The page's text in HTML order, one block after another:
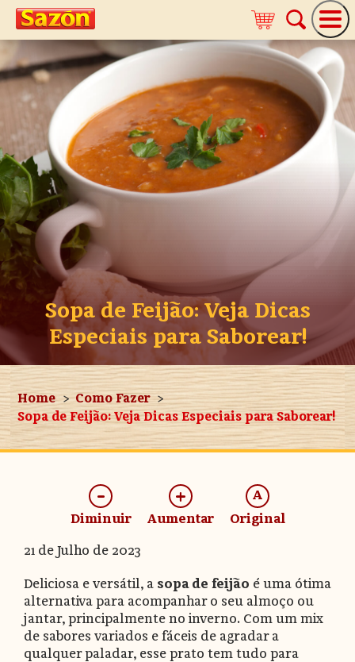
Sopa de Feijão: Veja Dicas
Especiais para Saborear!
Home
Como Fazer
Sopa de Feijão: Veja Dicas Especiais para Saborear!
-
Diminuir
+
Aumentar
A
Original
21 de Julho de 2023
Deliciosa e versátil, a sopa de feijão é uma ótima
alternativa para acompanhar o seu almoço ou
jantar, principalmente no inverno. Com um mix
de sabores variados e fáceis de agradar a
qualquer paladar, esse prato tem tudo para